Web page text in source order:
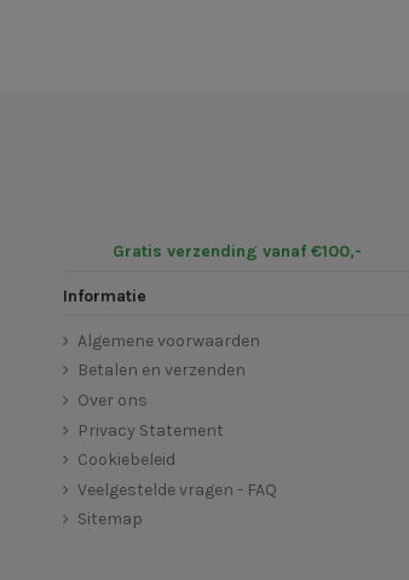
Gratis verzending vanaf €100,-
Informatie
Algemene voorwaarden
Betalen en verzenden
Over ons
Privacy Statement
Cookiebeleid
Veelgestelde vragen - FAQ
Sitemap